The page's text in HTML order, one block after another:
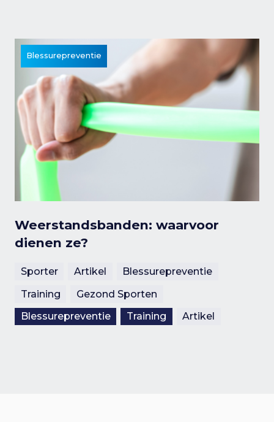
Blessurepreventie
Weerstandsbanden: waarvoor
dienen ze?
Sporter Artikel
Blessurepreventie
Training
Gezond Sporten
Blessurepreventie
Training Artikel